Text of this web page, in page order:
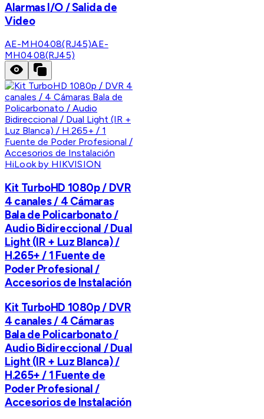
Alarmas I/O / Salida de
Video
AE-MH0408(RJ45)AE-
MH0408(RJ45)
HiLook by HIKVISION
Kit TurboHD 1080p / DVR
4 canales / 4 Cámaras
Bala de Policarbonato /
Audio Bidireccional / Dual
Light (IR + Luz Blanca) /
H.265+ / 1 Fuente de
Poder Profesional /
Accesorios de Instalación
Kit TurboHD 1080p / DVR
4 canales / 4 Cámaras
Bala de Policarbonato /
Audio Bidireccional / Dual
Light (IR + Luz Blanca) /
H.265+ / 1 Fuente de
Poder Profesional /
Accesorios de Instalación